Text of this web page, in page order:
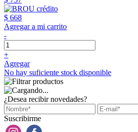
$ 668
Agregar a mi carrito
-
+
Agregar
No hay suficiente stock disponible
¿Desea recibir novedades?
Suscribirme